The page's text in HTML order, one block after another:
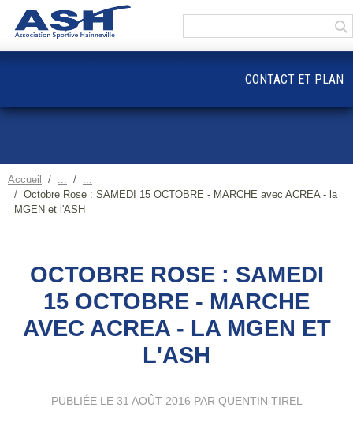
Accueil
Octobre Rose : SAMEDI 15 OCTOBRE - MARCHE avec ACREA - la
MGEN et l'ASH
OCTOBRE ROSE : SAMEDI
15 OCTOBRE - MARCHE
AVEC ACREA - LA MGEN ET
L'ASH
PUBLIÉE LE 31 AOÛT 2016 PAR QUENTIN TIREL
CONTACT ET PLAN
Panneau de gestion des cookies